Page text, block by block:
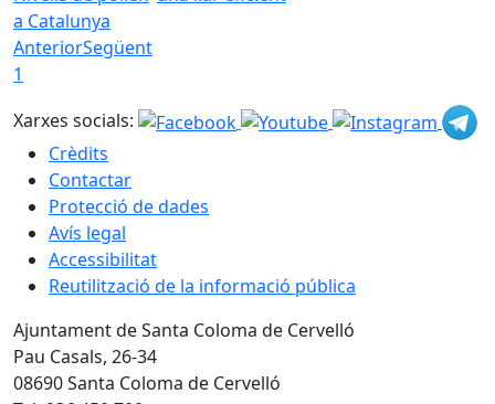
a Catalunya
AnteriorSegüent
1
Xarxes socials:
Crèdits
Contactar
Protecció de dades
Avís legal
Accessibilitat
Reutilització de la informació pública
Ajuntament de Santa Coloma de Cervelló
Pau Casals, 26-34
08690 Santa Coloma de Cervelló